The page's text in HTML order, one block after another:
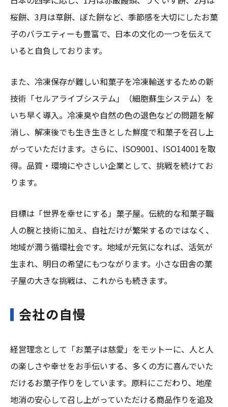
桜餅、3月は草餅、ぼた餅など、季節感を大切にしたお菓
子のバラエティーも豊富で、日本の文化の一つを伝えて
いると自負しております。
また、冷凍保存が難しい和菓子を冷凍輸送するための新
技術「セルアライブシステム」（細胞蘇生システム）を
いち早く導入。冷凍臭や自然の色の退色などの問題を解
消し、解凍後でも生き生きとした鮮度で和菓子を召し上
がっていただけます。さらに、ISO9001、ISO14001を取
得。品質・環境にやさしい企業として、挑戦を続けてお
ります。
目標は「世界を幸せにする」菓子屋。伝統的な和菓子職
人の腕と技術に加え、自社だけが繁栄するのではなく、
地域が潤う循環社会です。地域が元気になれば、活気が
生まれ、明日の希望にもつながります。小さな田舎の菓
子屋の大きな挑戦は、これからも続きます。
会社の自慢
経営理念として「お菓子は慈愛」をモットーに、人と人
の楽しさや幸せをお手伝いする、多くの方に喜んでいた
だけるお菓子作りをしています。原料にこだわり、地産
地消の安心して召し上がっていただける商品作りを追及